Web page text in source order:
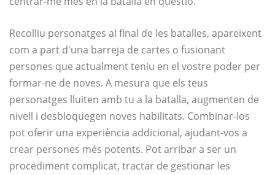
Recolliu personatges al final de les batalles, apareixent
com a part d'una barreja de cartes o fusionant
persones que actualment teniu en el vostre poder per
formar-ne de noves. A mesura que els teus
personatges lluiten amb tu a la batalla, augmenten de
nivell i desbloquegen noves habilitats. Combinar-los
pot oferir una experiència addicional, ajudant-vos a
crear persones més potents. Pot arribar a ser un
procediment complicat, tractar de gestionar les